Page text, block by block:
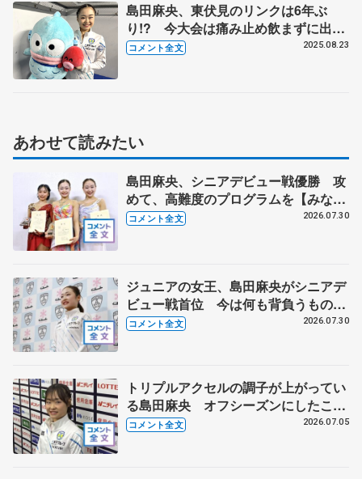
島田麻央、東伏見のリンクは6年ぶ
り!? 今大会は痛み止め飲まずに出場
【東京夏季大会・ジュニア女子SP
コメント全文 2025.08.23
あわせて読みたい
島田麻央、シニアデビュー戦優勝 攻
めて、高難度のプログラムを【みなと
アクルス杯フリー】
コメント全文 2026.07.30
ジュニアの女王、島田麻央がシニアデ
ビュー戦首位 今は何も背負うものが
ない【みなとアクルス杯ＳＰ】
コメント全文 2026.07.30
トリプルアクセルの調子が上がってい
る島田麻央 オフシーズンにしたこと
は... 【全日本シニア強化合宿】
コメント全文 2026.07.05